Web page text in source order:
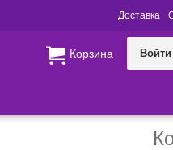
Доставка
Корзина Войти